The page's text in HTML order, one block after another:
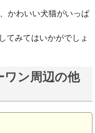
かわいい犬猫がいっぱ
てみてはいかがでしょ
ン周辺の他